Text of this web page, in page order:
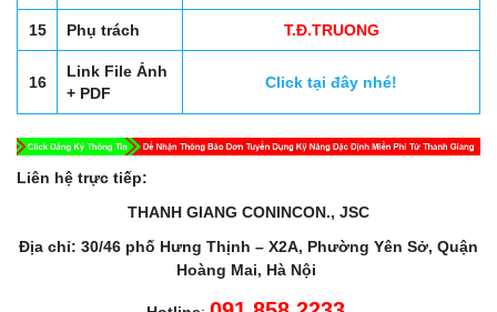
15 Phụ trách T.Đ.TRUONG
16
Link File Ảnh
+ PDF
Click tại đây nhé!
Liên hệ trực tiếp:
THANH GIANG CONINCON., JSC
Địa chỉ: 30/46 phố Hưng Thịnh – X2A, Phường Yên Sở, Quận
Hoàng Mai, Hà Nội